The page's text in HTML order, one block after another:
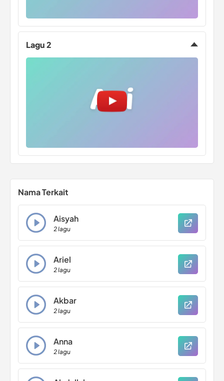
Lagu 2
Nama Terkait
Aisyah
2 lagu
Ariel
2 lagu
Akbar
2 lagu
Anna
2 lagu